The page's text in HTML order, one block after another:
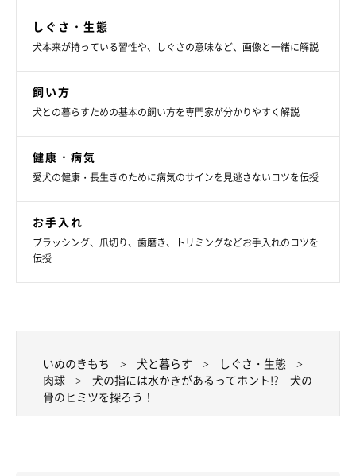
しぐさ・生態
犬本来が持っている習性や、しぐさの意味など、画像と一緒に解説
飼い方
犬との暮らすための基本の飼い方を専門家が分かりやすく解説
健康・病気
愛犬の健康・長生きのために病気のサインを見逃さないコツを伝授
お手入れ
ブラッシング、爪切り、歯磨き、トリミングなどお手入れのコツを
伝授
いぬのきもち 犬と暮らす
しぐさ・生態
肉球
犬の指には水かきがあるってホント!? 犬の
骨のヒミツを探ろう！